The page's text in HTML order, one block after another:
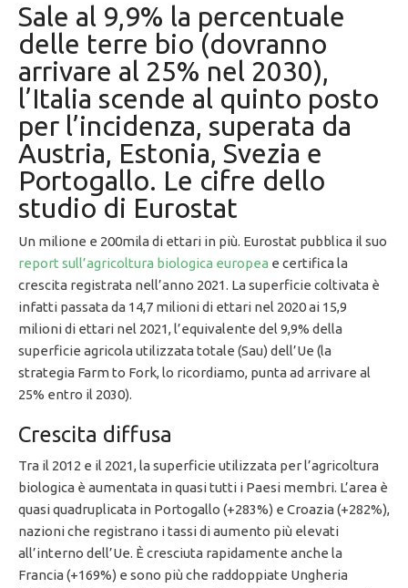
Sale al 9,9% la percentuale
delle terre bio (dovranno
arrivare al 25% nel 2030),
l’Italia scende al quinto posto
per l’incidenza, superata da
Austria, Estonia, Svezia e
Portogallo. Le cifre dello
studio di Eurostat
Un milione e 200mila di ettari in più. Eurostat pubblica il suo
report sull’agricoltura biologica europea e certifica la
crescita registrata nell’anno 2021. La superficie coltivata è
infatti passata da 14,7 milioni di ettari nel 2020 ai 15,9
milioni di ettari nel 2021, l’equivalente del 9,9% della
superficie agricola utilizzata totale (Sau) dell’Ue (la
strategia Farm to Fork, lo ricordiamo, punta ad arrivare al
25% entro il 2030).
Crescita diffusa
Tra il 2012 e il 2021, la superficie utilizzata per l’agricoltura
biologica è aumentata in quasi tutti i Paesi membri. L’area è
quasi quadruplicata in Portogallo (+283%) e Croazia (+282%),
nazioni che registrano i tassi di aumento più elevati
all’interno dell’Ue. È cresciuta rapidamente anche la
Francia (+169%) e sono più che raddoppiate Ungheria